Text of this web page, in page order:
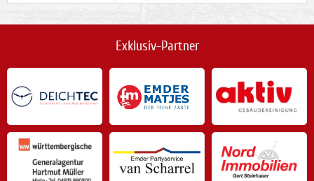
Exklusiv-Partner